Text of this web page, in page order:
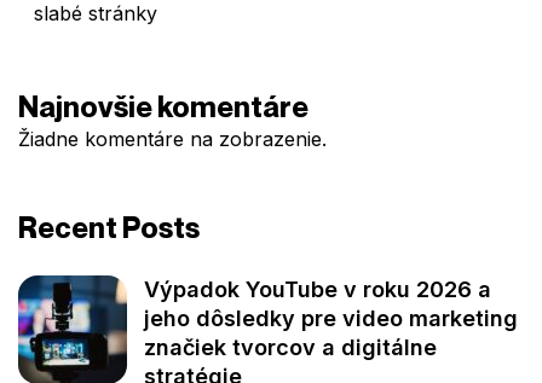
slabé stránky
Najnovšie komentáre
Žiadne komentáre na zobrazenie.
Recent Posts
Výpadok YouTube v roku 2026 a
jeho dôsledky pre video marketing
značiek tvorcov a digitálne
stratégie